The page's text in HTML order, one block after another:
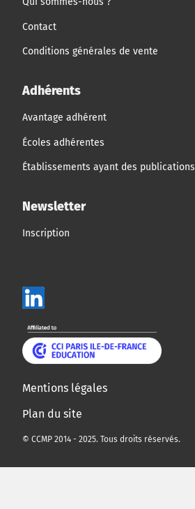
Contact
Conditions générales de vente
Adhérents
Avantage adhérent
Écoles adhérentes
Établissements ayant des publications
Newsletter
Inscription
Mentions légales
Plan du site
© CCMP 2014 - 2025. Tous droits réservés.